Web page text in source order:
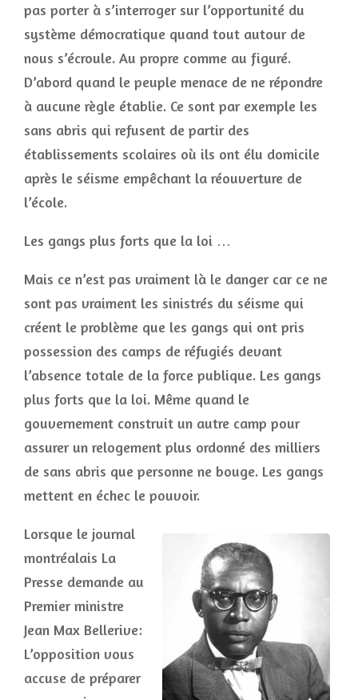
pas porter à s’interroger sur l’opportunité du
système démocratique quand tout autour de
nous s’écroule. Au propre comme au figuré.
D’abord quand le peuple menace de ne répondre
à aucune règle établie. Ce sont par exemple les
sans abris qui refusent de partir des
établissements scolaires où ils ont élu domicile
après le séisme empêchant la réouverture de
l’école.
Les gangs plus forts que la loi …
Mais ce n’est pas vraiment là le danger car ce ne
sont pas vraiment les sinistrés du séisme qui
créent le problème que les gangs qui ont pris
possession des camps de réfugiés devant
l’absence totale de la force publique. Les gangs
plus forts que la loi. Même quand le
gouvernement construit un autre camp pour
assurer un relogement plus ordonné des milliers
de sans abris que personne ne bouge. Les gangs
mettent en échec le pouvoir.
Lorsque le journal
montréalais La
Presse demande au
Premier ministre
Jean Max Bellerive:
L’opposition vous
accuse de préparer